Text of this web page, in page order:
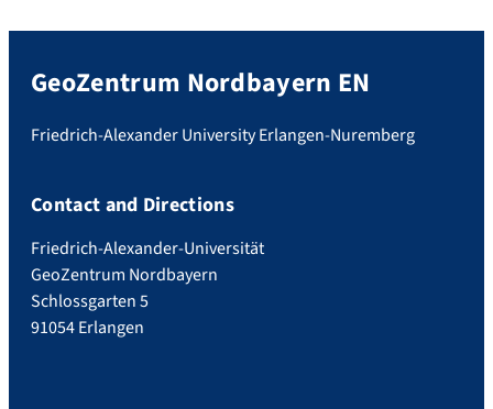
GeoZentrum Nordbayern EN
Friedrich-Alexander University Erlangen-Nuremberg
Contact and Directions
Friedrich-Alexander-Universität
GeoZentrum Nordbayern
Schlossgarten 5
91054 Erlangen